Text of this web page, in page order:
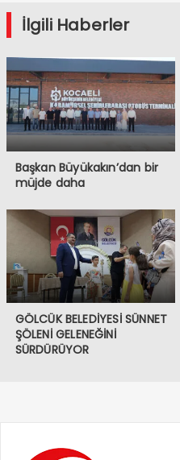
İlgili Haberler
Başkan Büyükakın’dan bir
müjde daha
GÖLCÜK BELEDİYESİ SÜNNET
ŞÖLENİ GELENEĞİNİ
SÜRDÜRÜYOR